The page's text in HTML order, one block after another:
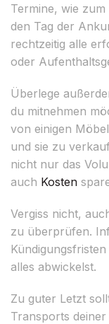
Termine, wie
den Tag der
rechtzeitig alle
oder
Überlege
du mitnehmen
von einigen
und sie zu
nicht nur das
auch Kosten
Vergiss nicht,
zu überprüfen.
alles abwickelst.
Zu guter Letzt
Transports